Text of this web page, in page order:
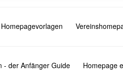
Homepagevorlagen
- der Anfänger Guide Homepage